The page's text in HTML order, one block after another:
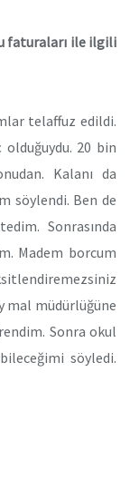
faturaları ile ilgili
telaffuz edildi.
20 bin
Kalanı da
söylendi. Ben de
Sonrasında
Madem borcum
mal müdürlüğüne
Sonra okul
söyledi.